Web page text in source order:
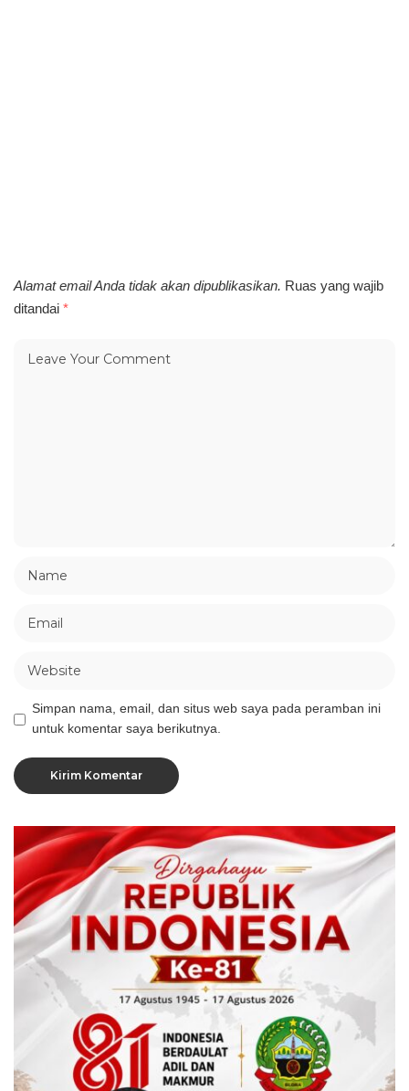
Alamat email Anda tidak akan dipublikasikan. Ruas yang wajib
ditandai *
Simpan nama, email, dan situs web saya pada peramban ini
untuk komentar saya berikutnya.